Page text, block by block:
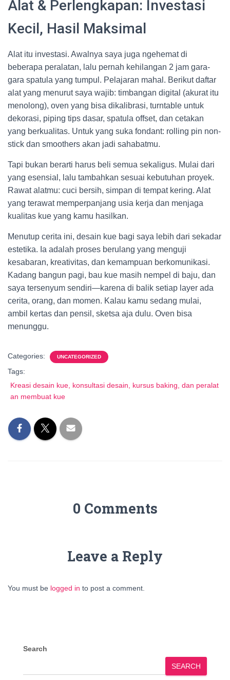
Alat & Perlengkapan: Investasi
Kecil, Hasil Maksimal
Alat itu investasi. Awalnya saya juga ngehemat di
beberapa peralatan, lalu pernah kehilangan 2 jam gara-
gara spatula yang tumpul. Pelajaran mahal. Berikut daftar
alat yang menurut saya wajib: timbangan digital (akurat itu
menolong), oven yang bisa dikalibrasi, turntable untuk
dekorasi, piping tips dasar, spatula offset, dan cetakan
yang berkualitas. Untuk yang suka fondant: rolling pin non-
stick dan smoothers akan jadi sahabatmu.
Tapi bukan berarti harus beli semua sekaligus. Mulai dari
yang esensial, lalu tambahkan sesuai kebutuhan proyek.
Rawat alatmu: cuci bersih, simpan di tempat kering. Alat
yang terawat memperpanjang usia kerja dan menjaga
kualitas kue yang kamu hasilkan.
Menutup cerita ini, desain kue bagi saya lebih dari sekadar
estetika. Ia adalah proses berulang yang menguji
kesabaran, kreativitas, dan kemampuan berkomunikasi.
Kadang bangun pagi, bau kue masih nempel di baju, dan
saya tersenyum sendiri—karena di balik setiap layer ada
cerita, orang, dan momen. Kalau kamu sedang mulai,
ambil kertas dan pensil, sketsa aja dulu. Oven bisa
menunggu.
Categories: UNCATEGORIZED
Tags:
Kreasi desain kue, konsultasi desain, kursus baking, dan peralat
an membuat kue
0 Comments
Leave a Reply
You must be logged in to post a comment.
Search
SEARCH